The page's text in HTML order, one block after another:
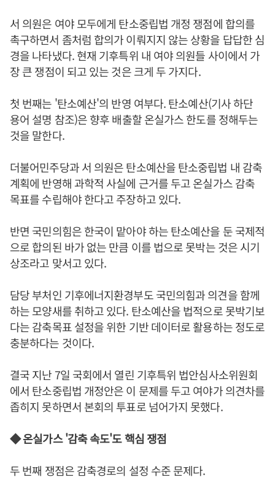
서 의원은 여야 모두에게 탄소중립법 개정 쟁점에 합의를
촉구하면서 좀처럼 합의가 이뤄지지 않는 상황을 답답한 심
경을 나타냈다. 현재 기후특위 내 여야 의원들 사이에서 가
장 큰 쟁점이 되고 있는 것은 크게 두 가지다.
첫 번째는 '탄소예산'의 반영 여부다. 탄소예산(기사 하단
용어 설명 참조)은 향후 배출할 온실가스 한도를 정해두는
것을 말한다.
더불어민주당과 서 의원은 탄소예산을 탄소중립법 내 감축
계획에 반영해 과학적 사실에 근거를 두고 온실가스 감축
목표를 수립해야 한다고 주장하고 있다.
반면 국민의힘은 한국이 맡아야 하는 탄소예산을 둔 국제적
으로 합의된 바가 없는 만큼 이를 법으로 못박는 것은 시기
상조라고 맞서고 있다.
담당 부처인 기후에너지환경부도 국민의힘과 의견을 함께
하는 모양새를 취하고 있다. 탄소예산을 법적으로 못박기보
다는 감축목표 설정을 위한 기반 데이터로 활용하는 정도로
충분하다는 것이다.
결국 지난 7일 국회에서 열린 기후특위 법안심사소위원회
에서 탄소중립법 개정안은 이 문제를 두고 여야가 의견차를
좁히지 못하면서 본회의 투표로 넘어가지 못했다.
◆ 온실가스 '감축 속도'도 핵심 쟁점
두 번째 쟁점은 감축경로의 설정 수준 문제다.